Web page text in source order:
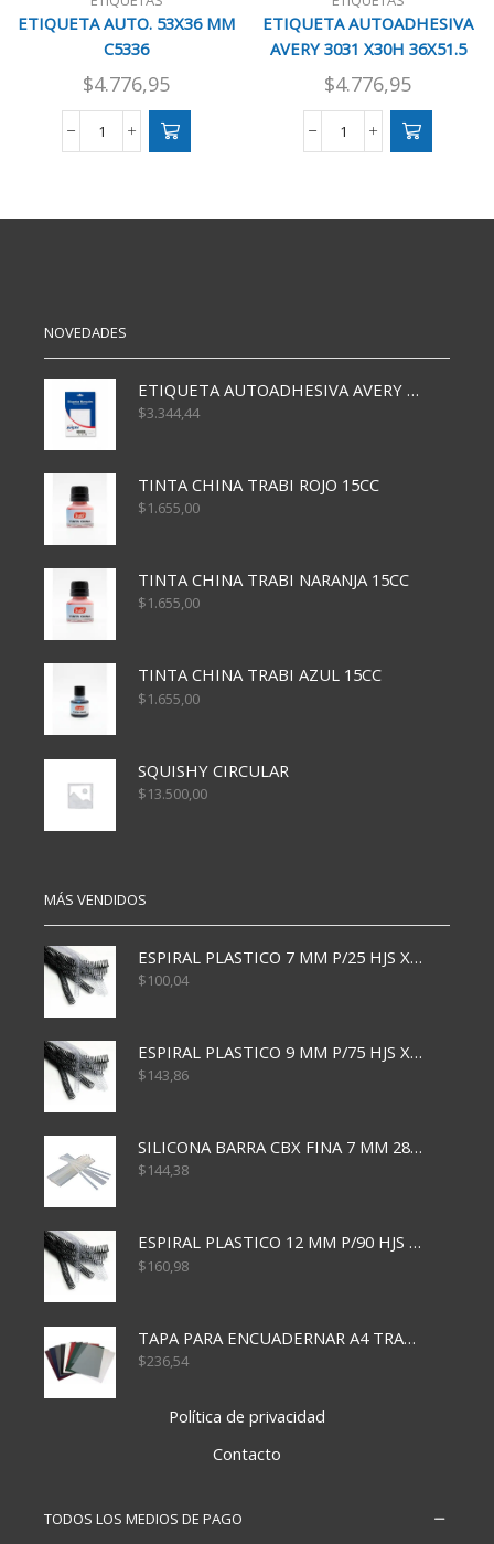
ETIQUETA AUTO. 53X36 MM
C5336
$4.776,95
ETIQUETA
C5336
ETIQUETA AUTOADHESIVA
AVERY 3031 X30H 36X51.5
$4.776,95
ETIQUETA
X30H
NOVEDADES
ETIQUETA AUTOADHESIVA AVERY 3026 30H 20 X 70
$3.344,44
TINTA CHINA TRABI ROJO 15CC
$1.655,00
TINTA CHINA TRABI NARANJA 15CC
$1.655,00
TINTA CHINA TRABI AZUL 15CC
$1.655,00
SQUISHY CIRCULAR
$13.500,00
MÁS VENDIDOS
ESPIRAL PLASTICO 7 MM P/25 HJS X50x3000
$100,04
ESPIRAL PLASTICO 9 MM P/75 HJS X50X2400
$143,86
SILICONA BARRA CBX FINA 7 MM 28 CM
$144,38
ESPIRAL PLASTICO 12 MM P/90 HJS X50X1500
$160,98
TAPA PARA ENCUADERNAR A4 TRANSP x50x500
$236,54
Política de privacidad
Contacto
TODOS LOS MEDIOS DE PAGO